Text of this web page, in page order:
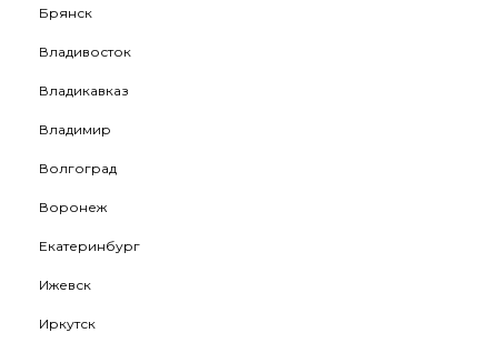
Брянск
Владивосток
Владикавказ
Владимир
Волгоград
Воронеж
Екатеринбург
Ижевск
Иркутск